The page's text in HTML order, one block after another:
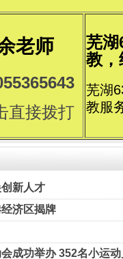
老师
直接拨打
芜湖
教，
芜湖
教服
新人才
济区揭牌
成功举办 352名小运